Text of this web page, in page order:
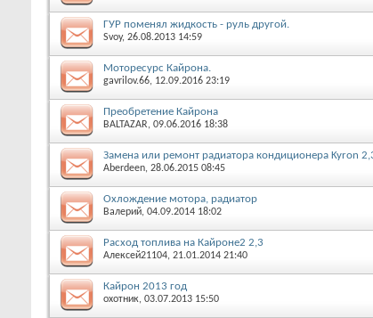
ГУР поменял жидкость - руль другой.
Svoy, 26.08.2013 14:59
Моторесурс Кайрона.
gavrilov.66, 12.09.2016 23:19
Преобретение Кайрона
BALTAZAR, 09.06.2016 18:38
Замена или ремонт радиатора кондиционера Kyron
Aberdeen, 28.06.2015 08:45
Охлождение мотора, радиатор
Валерий, 04.09.2014 18:02
Расход топлива на Кайроне2 2,3
Алексей21104, 21.01.2014 21:40
Кайрон 2013 год
охотник, 03.07.2013 15:50